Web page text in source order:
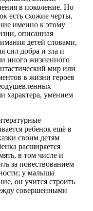
в поколение. Но
есть схожие черты,
именно к этому
описанная
детей словами,
сил добра и зла и
иного жизненного
мир или
в жизни героев
характера, умением
ребенок ещё в
своим детям
расширяется
в том числе и
за повествованием
у малыша
он учится строить
совершенными